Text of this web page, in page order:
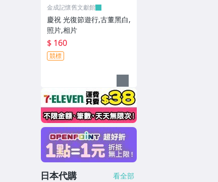
金成記懷舊文獻館
慶祝 光復節遊行,古董黑白,
照片,相片
$ 160
競標
日本代購 看全部